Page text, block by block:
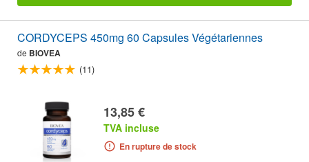
CORDYCEPS 450mg 60 Capsules Végétariennes
de BIOVEA
(11)
13,85 €
TVA incluse
En rupture de stock